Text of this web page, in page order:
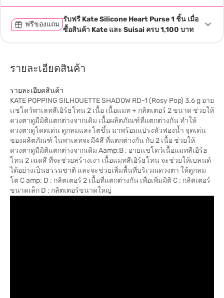
ฟรีของแถม
รับฟรี Kate Silicone Heart Purse 1 ชิ้น เมื่อ
ซื้อสินค้า Kate และ Suisai ครบ 1,100 บาท
รายละเอียดสินค้า
รายละเอียดสินค้า
KATE POPPING SILHOUETTE SHADOW RD-1 (Rosy Pop) 3.6 g อาย
เเชโดว์พาเลทสีเอิร์ธโทน 2 เนื้อ เนื้อแมท + กลิตเตอร์ 2 ขนาด ช่วยให้
ดวงตาดูมีมิติแตกต่างจากเดิม เนื้อผลิตภัณฑ์ที่แตกต่างกัน ทำให้
ดวงตาดูโดดเด่น ดูกลมและโตขึ้น มาพร้อมแปรงหัวฟองน้ำ จุดเด่น
ของผลิตภัณฑ์ ในพาเลทจะมี4สี ที่แตกต่างกัน กับ 2 เนื้อ ช่วยให้
ดวงตาดูมีมิติแตกต่างจากเดิม Aamp;B : อายเเชโดว์เนื้อแมทสีเอิร์ธ
โทน 2 เฉดสี ที่จะช่วยสร้างเงา เนื้อแมทสีเอิร์ธโทน จะช่วยให้เบลนด์
ได้อย่างเป็นธรรมชาติ และจะช่วยเพิ่มพื้นที่บริเวณดวงตา ให้ดูกลม
โต C amp; D : กลิตเตอร์ 2 เนื้อที่แตกต่างกัน เพื่อเพิ่มมิติ C : กลิตเตอร์
ขนาดเล็ก D : กลิตเตอร์ขนาดใหญ่